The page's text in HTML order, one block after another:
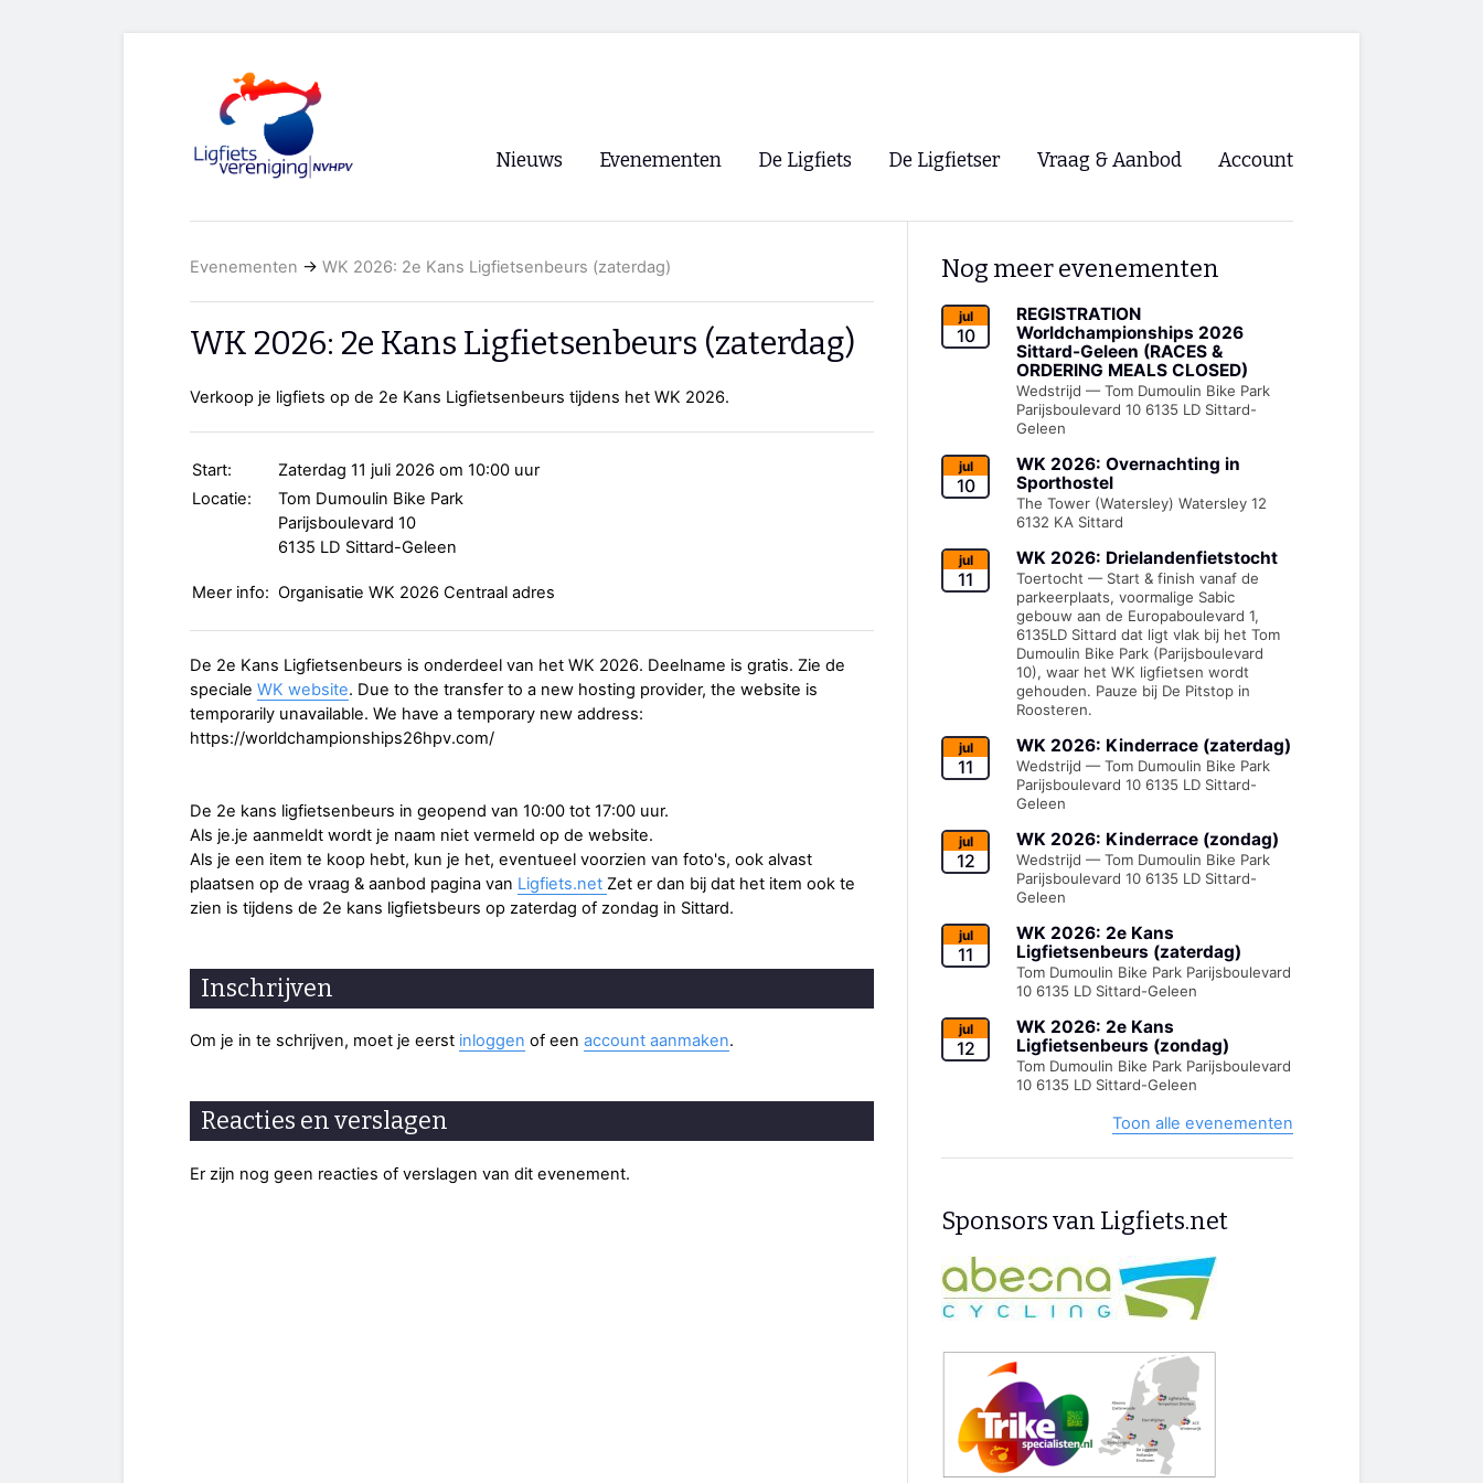
Nieuws
RSS
Evenementen
WK Ligfietsen 2026
De Ligfiets De Ligfietser
Ligfietsvereninging NVHPV
Lokale Fietsverenigingen
EHPVA & EuSupino 🡺
Forum ligfietsers.nl 🡺
Vraag & Aanbod Account
Registreren
Evenementen → WK 2026: 2e Kans Ligfietsenbeurs (zaterdag)
WK 2026: 2e Kans Ligfietsenbeurs (zaterdag)
Verkoop je ligfiets op de 2e Kans Ligfietsenbeurs tijdens het WK 2026.
Start:
Zaterdag 11 juli 2026 om 10:00 uur
Locatie:
Tom Dumoulin Bike Park
Parijsboulevard 10
6135 LD Sittard-Geleen
Meer info: Organisatie WK 2026 Centraal adres
De 2e Kans Ligfietsenbeurs is onderdeel van het WK 2026. Deelname is gratis. Zie de
speciale WK website. Due to the transfer to a new hosting provider, the website is
temporarily unavailable. We have a temporary new address:
https://worldchampionships26hpv.com/
De 2e kans ligfietsenbeurs in geopend van 10:00 tot 17:00 uur.
Als je.je aanmeldt wordt je naam niet vermeld op de website.
Als je een item te koop hebt, kun je het, eventueel voorzien van foto's, ook alvast
plaatsen op de vraag & aanbod pagina van Ligfiets.net Zet er dan bij dat het item ook te
zien is tijdens de 2e kans ligfietsbeurs op zaterdag of zondag in Sittard.
Inschrijven
Om je in te schrijven, moet je eerst inloggen of een account aanmaken.
Reacties en verslagen
Er zijn nog geen reacties of verslagen van dit evenement.
Nog meer evenementen
jul
10
REGISTRATION
Worldchampionships 2026
Sittard-Geleen (RACES &
ORDERING MEALS CLOSED)
Wedstrijd — Tom Dumoulin Bike Park
Parijsboulevard 10 6135 LD Sittard-
Geleen
jul
10
WK 2026: Overnachting in
Sporthostel
The Tower (Watersley) Watersley 12
6132 KA Sittard
jul
11
WK 2026: Drielandenfietstocht
Toertocht — Start & finish vanaf de
parkeerplaats, voormalige Sabic
gebouw aan de Europaboulevard 1,
6135LD Sittard dat ligt vlak bij het Tom
Dumoulin Bike Park (Parijsboulevard
10), waar het WK ligfietsen wordt
gehouden. Pauze bij De Pitstop in
Roosteren.
jul
11
WK 2026: Kinderrace (zaterdag)
Wedstrijd — Tom Dumoulin Bike Park
Parijsboulevard 10 6135 LD Sittard-
Geleen
jul
12
WK 2026: Kinderrace (zondag)
Wedstrijd — Tom Dumoulin Bike Park
Parijsboulevard 10 6135 LD Sittard-
Geleen
jul
11
WK 2026: 2e Kans
Ligfietsenbeurs (zaterdag)
Tom Dumoulin Bike Park Parijsboulevard
10 6135 LD Sittard-Geleen
jul
12
WK 2026: 2e Kans
Ligfietsenbeurs (zondag)
Tom Dumoulin Bike Park Parijsboulevard
10 6135 LD Sittard-Geleen
Toon alle evenementen
Sponsors van Ligfiets.net